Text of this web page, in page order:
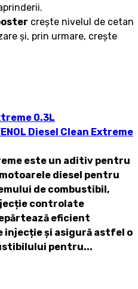
crește nivelul de cetan
și, prin urmare, crește
Diesel Clean Extreme
este un aditiv pentru
diesel pentru
de combustibil,
controlate
eficient
injecție și asigură astfel o
pentru...